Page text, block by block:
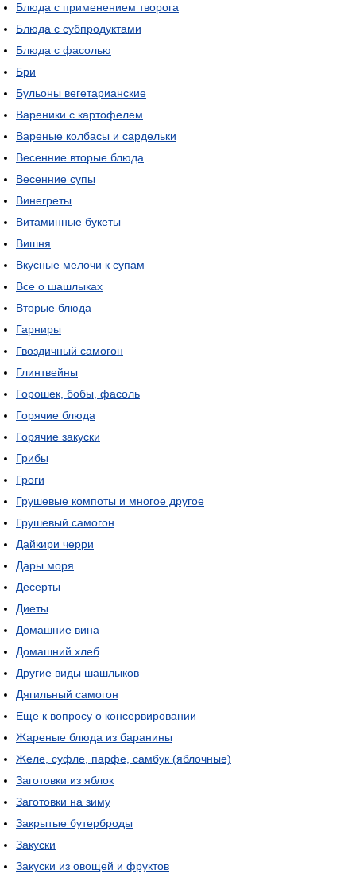
Блюда с применением творога
Блюда с субпродуктами
Блюда с фасолью
Бри
Бульоны вегетарианские
Вареники с картофелем
Вареные колбасы и сардельки
Весенние вторые блюда
Весенние супы
Винегреты
Витаминные букеты
Вишня
Вкусные мелочи к супам
Все о шашлыках
Вторые блюда
Гарниры
Гвоздичный самогон
Глинтвейны
Горошек, бобы, фасоль
Горячие блюда
Горячие закуски
Грибы
Гроги
Грушевые компоты и многое другое
Грушевый самогон
Дайкири черри
Дары моря
Десерты
Диеты
Домашние вина
Домашний хлеб
Другие виды шашлыков
Дягильный самогон
Еще к вопросу о консервировании
Жареные блюда из баранины
Желе, суфле, парфе, самбук (яблочные)
Заготовки из яблок
Заготовки на зиму
Закрытые бутерброды
Закуски
Закуски из овощей и фруктов